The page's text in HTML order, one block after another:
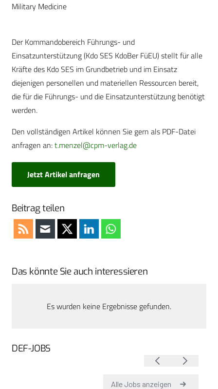
Military Medicine
Der Kommandobereich Führungs- und
Einsatzunterstützung (Kdo SES KdoBer FüEU) stellt für alle
Kräfte des Kdo SES im Grundbetrieb und im Einsatz
diejenigen personellen und materiellen Ressourcen bereit,
die für die Führungs- und die Einsatzunterstützung benötigt
werden.
Den vollständigen Artikel können Sie gern als PDF-Datei
anfragen an:t.menzel@cpm-verlag.de
Jetzt Artikel anfragen
Beitrag teilen
Das könnte Sie auch interessieren
Es wurden keine Ergebnisse gefunden.
DEF-JOBS